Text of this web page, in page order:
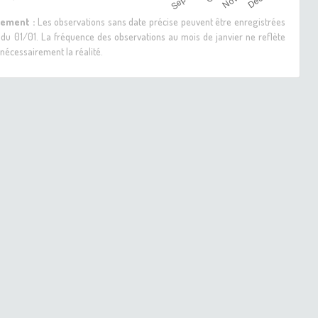
:Les observations sans date précise peuvent être enregistrées
01/01. La fréquence des observations au mois de janvier ne reflète
la réalité.